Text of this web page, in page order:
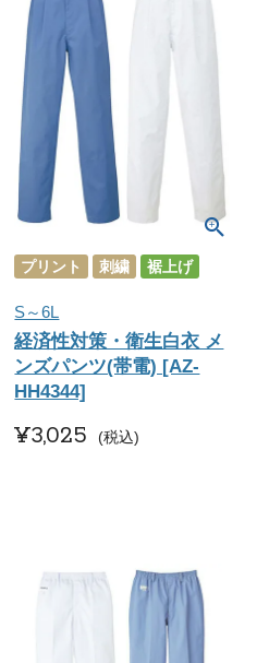
プリント 刺繍 裾上げ
S～6L
経済性対策・衛生白衣 メ
ンズパンツ(帯電) [AZ-
HH4344]
¥3,025 税込